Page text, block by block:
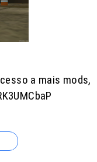
a mais mods,